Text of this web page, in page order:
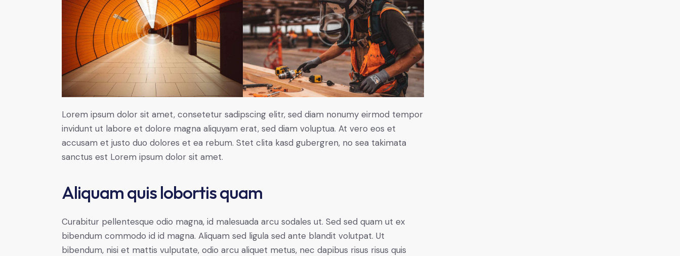
Lorem ipsum dolor sit amet, consetetur sadipscing elitr, sed diam nonumy eirmod tempor
invidunt ut labore et dolore magna aliquyam erat, sed diam voluptua. At vero eos et
accusam et justo duo dolores et ea rebum. Stet clita kasd gubergren, no sea takimata
sanctus est Lorem ipsum dolor sit amet.
Aliquam quis lobortis quam
Curabitur pellentesque odio magna, id malesuada arcu sodales ut. Sed sed quam ut ex
bibendum commodo id id magna. Aliquam sed ligula sed ante blandit volutpat. Ut
bibendum, nisi et mattis vulputate, odio arcu aliquet metus, nec dapibus risus risus quis